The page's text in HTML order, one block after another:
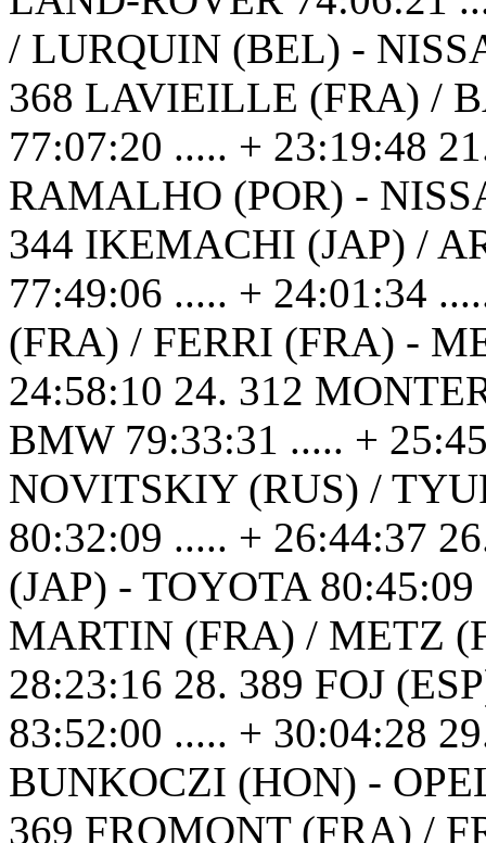
/ LURQUIN (BEL) -
368 LAVIEILLE (FRA) /
77:07:20 ..... + 23:19:48
RAMALHO (POR) -
344 IKEMACHI (JAP) /
77:49:06 ..... + 24:01:34
(FRA) / FERRI (FRA) -
24:58:10 24. 312
BMW 79:33:31 ..... +
NOVITSKIY (RUS) /
80:32:09 ..... + 26:44:37
(JAP) - TOYOTA
MARTIN (FRA) / METZ
28:23:16 28. 389 FOJ
83:52:00 ..... + 30:04:28
BUNKOCZI (HON) -
369 FROMONT (FRA) /